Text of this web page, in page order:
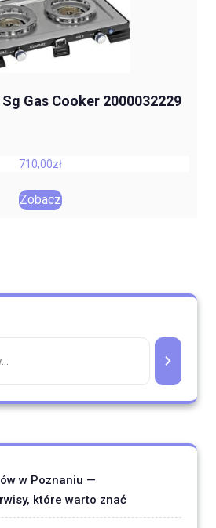
Gas Cooker 2000032229
710,00zł
Zobacz
w Poznaniu —
które warto znać